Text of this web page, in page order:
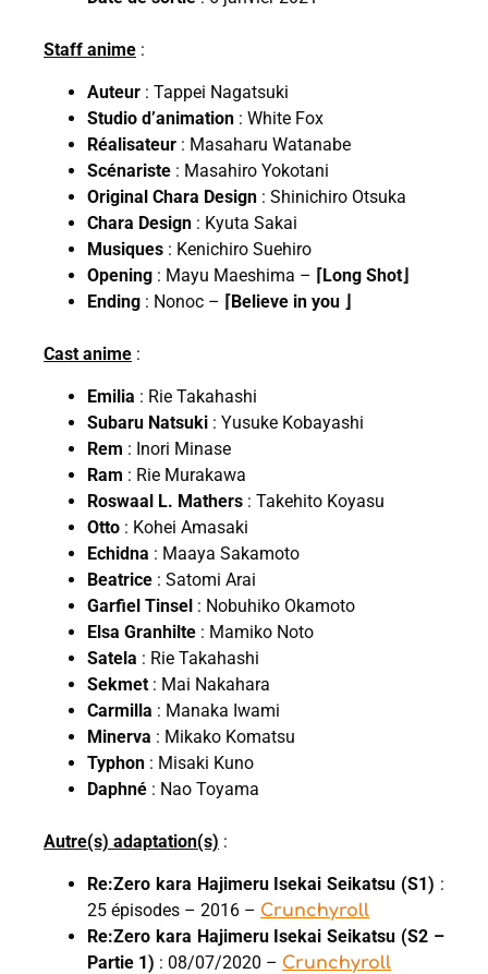
Staff anime :
Auteur : Tappei Nagatsuki
Studio d’animation : White Fox
Réalisateur : Masaharu Watanabe
Scénariste : Masahiro Yokotani
Original Chara Design : Shinichiro Otsuka
Chara Design : Kyuta Sakai
Musiques : Kenichiro Suehiro
Opening : Mayu Maeshima – ⌈Long Shot⌋
Ending : Nonoc – ⌈Believe in you ⌋
Cast anime :
Emilia : Rie Takahashi
Subaru Natsuki : Yusuke Kobayashi
Rem : Inori Minase
Ram : Rie Murakawa
Roswaal L. Mathers : Takehito Koyasu
Otto : Kohei Amasaki
Echidna : Maaya Sakamoto
Beatrice : Satomi Arai
Garfiel Tinsel : Nobuhiko Okamoto
Elsa Granhilte : Mamiko Noto
Satela : Rie Takahashi
Sekmet : Mai Nakahara
Carmilla : Manaka Iwami
Minerva : Mikako Komatsu
Typhon : Misaki Kuno
Daphné : Nao Toyama
Autre(s) adaptation(s) :
Re:Zero kara Hajimeru Isekai Seikatsu (S1) :
25 épisodes – 2016 – Crunchyroll
Re:Zero kara Hajimeru Isekai Seikatsu (S2 –
Partie 1) : 08/07/2020 – Crunchyroll